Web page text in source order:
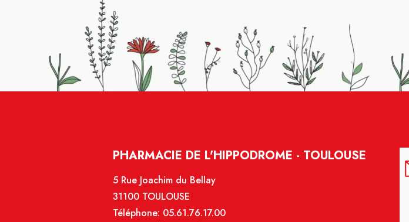
PHARMACIE DE L'HIPPODROME - TOULOUSE
5 Rue Joachim du Bellay
31100 TOULOUSE
Téléphone: 05.61.76.17.00